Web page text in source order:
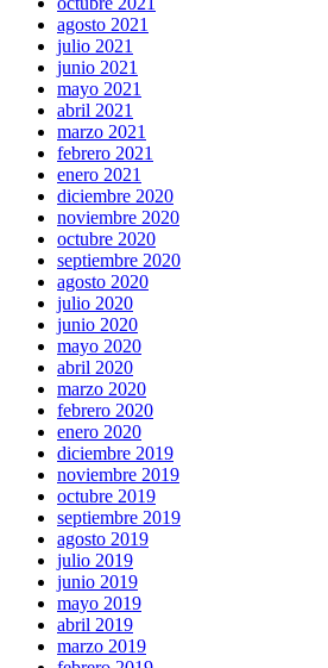
agosto 2021
julio 2021
junio 2021
mayo 2021
abril 2021
marzo 2021
febrero 2021
enero 2021
diciembre 2020
noviembre 2020
octubre 2020
septiembre 2020
agosto 2020
julio 2020
junio 2020
mayo 2020
abril 2020
marzo 2020
febrero 2020
enero 2020
diciembre 2019
noviembre 2019
octubre 2019
septiembre 2019
agosto 2019
julio 2019
junio 2019
mayo 2019
abril 2019
marzo 2019